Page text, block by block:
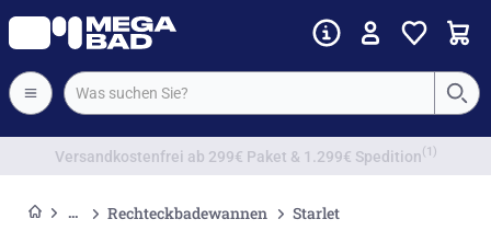
Vorkassenrabatt
Rechteckbadewannen Starlet